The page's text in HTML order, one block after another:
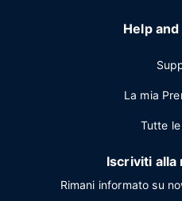
Help
La mia
Tutte
Iscriviti
Rimani informato su